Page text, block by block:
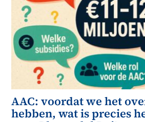
AAC: voordat we het
hebben, wat is precies